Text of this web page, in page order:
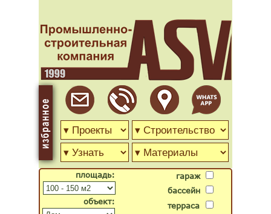
гараж
бассейн
терраса
объект:
площадь: